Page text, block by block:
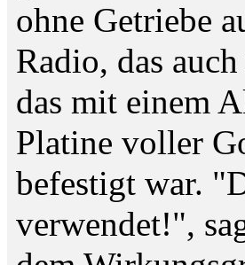
ohne Getriebe
Radio, das
das mit einem
Platine voller
befestigt war.
verwendet!",